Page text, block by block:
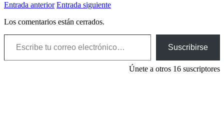
Entrada anterior Entrada siguiente
Los comentarios están cerrados.
Escribe tu correo electrónico…
Suscribirse
Únete a otros 16 suscriptores